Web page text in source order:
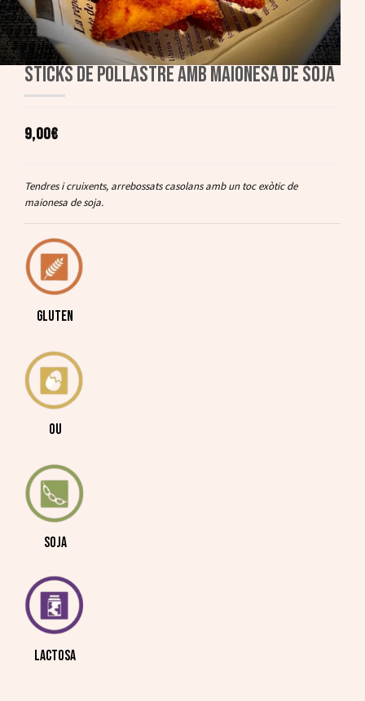
STICKS DE POLLASTRE AMB MAIONESA DE SOJA
9,00€
Tendres i cruixents, arrebossats casolans amb un toc exòtic de
maionesa de soja.
GLUTEN
OU
SOJA
LACTOSA